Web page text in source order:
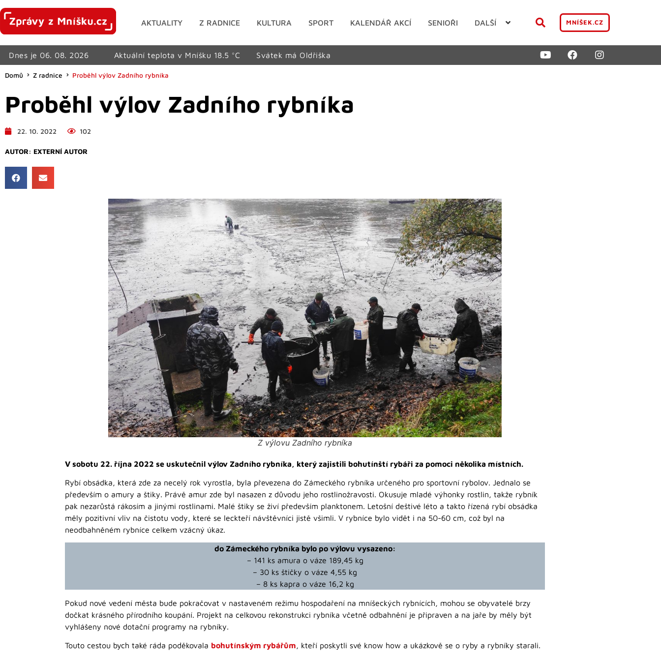
AKTUALITY Z RADNICE KULTURA SPORT KALENDÁŘ AKCÍ SENIOŘI DALŠÍ MNÍŠEK.CZ
Dnes je 06. 08. 2026 Aktuální teplota v Mníšku 18.5 °C Svátek má Oldřiška
Domů Z radnice Proběhl výlov Zadního rybníka
Proběhl výlov Zadního rybníka
22. 10. 2022 102
AUTOR: EXTERNÍ AUTOR
Z výlovu Zadního rybníka
V sobotu 22. října 2022 se uskutečnil výlov Zadního rybníka, který zajistili bohutínští rybáři za pomoci několika místních.
Rybí obsádka, která zde za necelý rok vyrostla, byla převezena do Zámeckého rybníka určeného pro sportovní rybolov. Jednalo se
především o amury a štiky. Právě amur zde byl nasazen z důvodu jeho rostlinožravosti. Okusuje mladé výhonky rostlin, takže rybník
pak nezarůstá rákosím a jinými rostlinami. Malé štiky se živí především planktonem. Letošní deštivé léto a takto řízená rybí obsádka
měly pozitivní vliv na čistotu vody, které se leckteří návštěvníci jistě všimli. V rybníce bylo vidět i na 50-60 cm, což byl na
neodbahněném rybníce celkem vzácný úkaz.
do Zámeckého rybníka bylo po výlovu vysazeno:
– 141 ks amura o váze 189,45 kg
– 30 ks štičky o váze 4,55 kg
– 8 ks kapra o váze 16,2 kg
Pokud nové vedení města bude pokračovat v nastaveném režimu hospodaření na mníšeckých rybnících, mohou se obyvatelé brzy
dočkat krásného přírodního koupání. Projekt na celkovou rekonstrukci rybníka včetně odbahnění je připraven a na jaře by měly být
vyhlášeny nové dotační programy na rybníky.
Touto cestou bych také ráda poděkovala bohutínským rybářům, kteří poskytli své know how a ukázkově se o ryby a rybníky starali.